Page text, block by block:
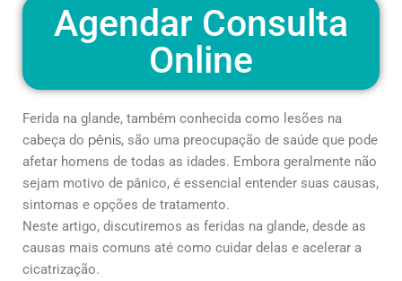
Agendar Consulta
Online
Ferida na glande, também conhecida como lesões na
cabeça do pênis, são uma preocupação de saúde que pode
afetar homens de todas as idades. Embora geralmente não
sejam motivo de pânico, é essencial entender suas causas,
sintomas e opções de tratamento.
Neste artigo, discutiremos as feridas na glande, desde as
causas mais comuns até como cuidar delas e acelerar a
cicatrização.